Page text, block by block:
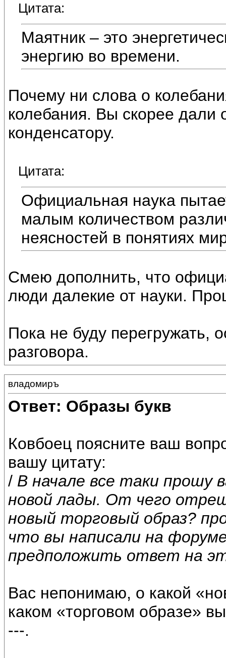
Цитата:
Маятник – это
энергию во времени.
Почему ни слова о
колебания. Вы скорее дали
конденсатору.
Цитата:
Официальная наука
малым количеством
неясностей в понятиях
Смею дополнить, что
люди далекие от науки.
Пока не буду перегружать,
разговора.
владомиръ
Ответ: Образы букв
Ковбоец поясните ваш
вашу цитату:
/ В начале все таки прошу
новой лады. От чего
новый торговый образ?
что вы написали на
предположить ответ на
Вас непонимаю, о какой
каком «торговом образе»
---.